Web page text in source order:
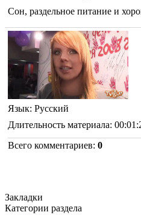
Сон, раздельное питание и
Язык: Русский
Длительность материала:
Всего комментариев: 0
Закладки
Категории раздела